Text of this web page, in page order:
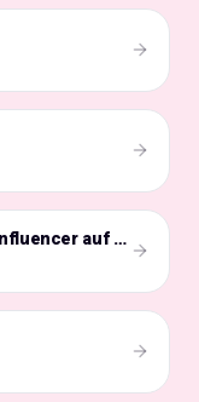
Die 50 besten französischen Mom-Influencer auf Instagram